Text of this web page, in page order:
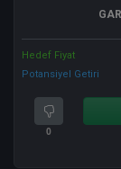
Hedef Fiyat
Potansiyel Getiri
0